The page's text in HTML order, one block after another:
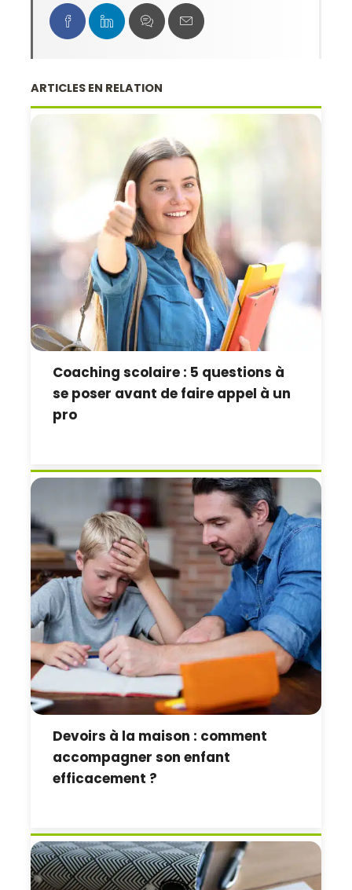
ARTICLES EN RELATION
Coaching scolaire : 5 questions à
se poser avant de faire appel à un
pro
Devoirs à la maison : comment
accompagner son enfant
efficacement ?